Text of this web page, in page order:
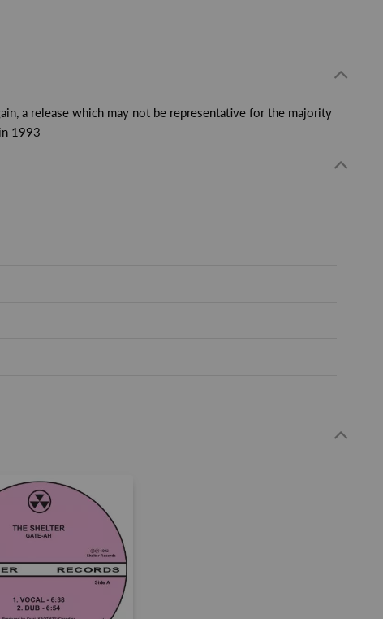
a release which may not be representative for the majority
1993